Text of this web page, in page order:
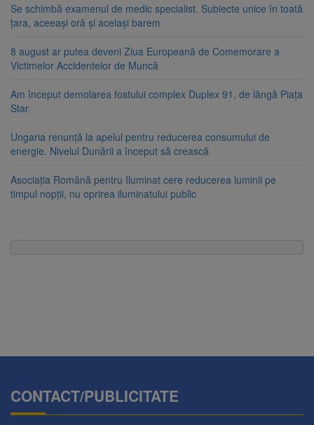
Se schimbă examenul de medic specialist. Subiecte unice în toată
țara, aceeași oră și același barem
8 august ar putea deveni Ziua Europeană de Comemorare a
Victimelor Accidentelor de Muncă
Am început demolarea fostului complex Duplex 91, de lângă Piața
Star
Ungaria renunță la apelul pentru reducerea consumului de
energie. Nivelul Dunării a început să crească
Asociația Română pentru Iluminat cere reducerea luminii pe
timpul nopții, nu oprirea iluminatului public
CONTACT/PUBLICITATE